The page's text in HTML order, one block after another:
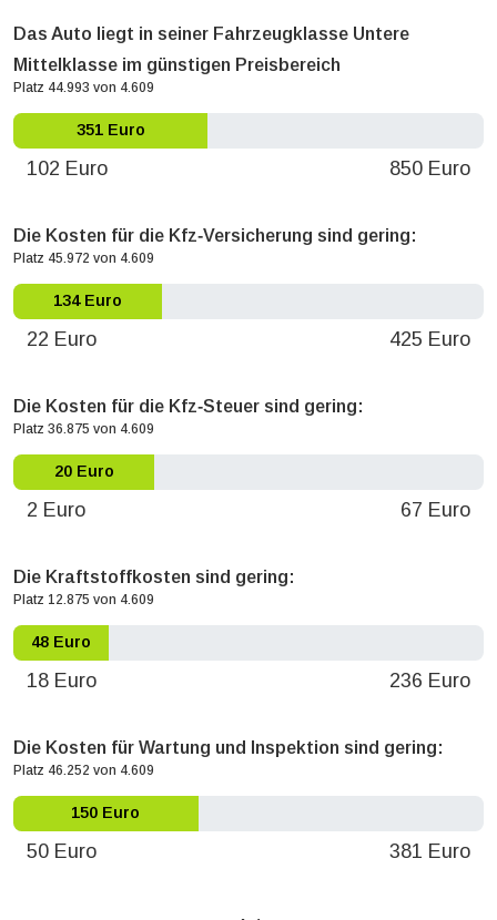
Das Auto liegt in seiner Fahrzeugklasse Untere
Mittelklasse im günstigen Preisbereich
Platz 44.993 von 4.609
351 Euro
102 Euro 850 Euro
Die Kosten für die Kfz‐Versicherung sind gering:
Platz 45.972 von 4.609
134 Euro
22 Euro 425 Euro
Die Kosten für die Kfz‐Steuer sind gering:
Platz 36.875 von 4.609
20 Euro
2 Euro 67 Euro
Die Kraftstoffkosten sind gering:
Platz 12.875 von 4.609
48 Euro
18 Euro 236 Euro
Die Kosten für Wartung und Inspektion sind gering:
Platz 46.252 von 4.609
150 Euro
50 Euro 381 Euro